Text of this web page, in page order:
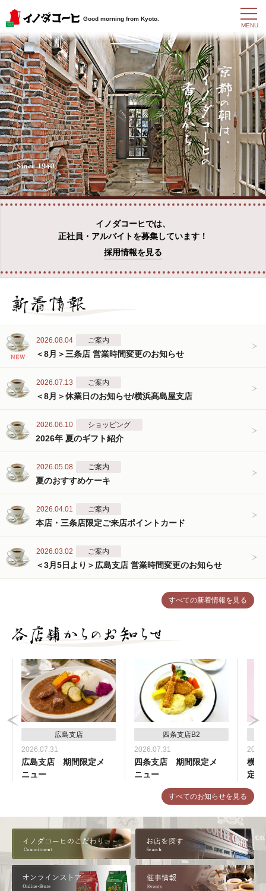
Good morning from Kyoto.
t
o
g
g
l
e
n
a
v
g
a
t
i
o
n
MENU
イノダコーヒでは、
正社員・アルバイトを募集しています！
採用情報を見る
すべての新着情報を見る
2026.08.04 ご案内
＜8月＞三条店 営業時間変更のお知らせ
2026.07.13 ご案内
＜8月＞休業日のお知らせ/横浜髙島屋支店
2026.06.10 ショッピング
2026年 夏のギフト紹介
2026.05.08 ご案内
夏のおすすめケーキ
2026.04.01 ご案内
本店・三条店限定ご来店ポイントカード
2026.03.02 ご案内
＜3月5日より＞広島支店 営業時間変更のお知らせ
すべてのお知らせを見る
広島支店
2026.07.31
広島支店 期間限定メ
ニュー
四条支店B2
2026.07.31
四条支店 期間限定メ
ニュー
横
定メ